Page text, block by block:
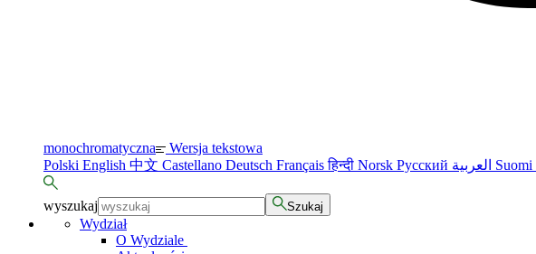
monochromatyczna Wersja tekstowa
Polski English 中文 Castellano Deutsch Françaisहिन्दी Norsk Русский Suomi
wyszukaj Szukaj
Wydział
O Wydziale